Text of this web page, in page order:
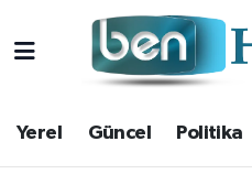
Yerel Güncel Politika
Yerel
Güncel
Hava Durumu
Trafik Durumu